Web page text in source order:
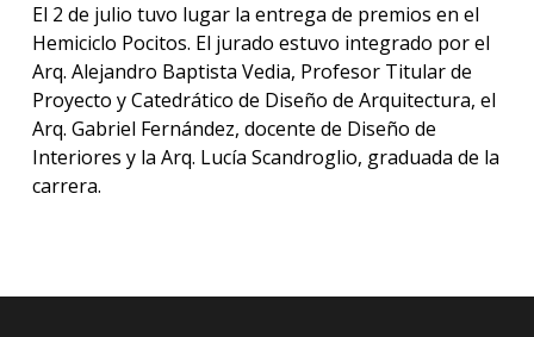
El 2 de julio tuvo lugar la entrega de premios en el
Hemiciclo Pocitos. El jurado estuvo integrado por el
Arq. Alejandro Baptista Vedia, Profesor Titular de
Proyecto y Catedrático de Diseño de Arquitectura, el
Arq. Gabriel Fernández, docente de Diseño de
Interiores y la Arq. Lucía Scandroglio, graduada de la
carrera.